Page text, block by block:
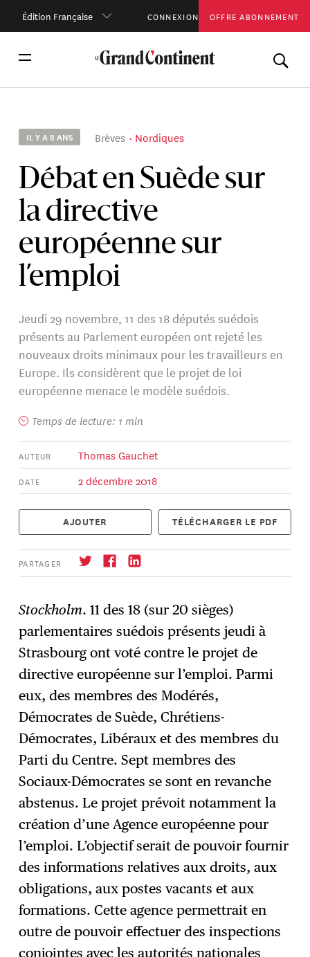
Édition Française CONNEXION OFFRE ABONNEMENT
IL Y A 8 ANS Brèves Nordiques
Débat en Suède sur
la directive
européenne sur
l’emploi
Jeudi 29 novembre, 11 des 18 députés suédois
présents au Parlement européen ont rejeté les
nouveaux droits minimaux pour les travailleurs en
Europe. Ils considèrent que le projet de loi
européenne menace le modèle suédois.
Temps de lecture: 1 min
AUTEUR Thomas Gauchet
DATE 2 décembre 2018
AJOUTER TÉLÉCHARGER LE PDF
PARTAGER
→ S'abonner
Stockholm. 11 des 18 (sur 20 sièges)
parlementaires suédois présents jeudi à
Strasbourg ont voté contre le projet de
directive européenne sur l’emploi. Parmi
eux, des membres des Modérés,
Démocrates de Suède, Chrétiens-
Démocrates, Libéraux et des membres du
Parti du Centre. Sept membres des
Sociaux-Démocrates se sont en revanche
abstenus. Le projet prévoit notamment la
création d’une Agence européenne pour
l’emploi. L’objectif serait de pouvoir fournir
des informations relatives aux droits, aux
obligations, aux postes vacants et aux
formations. Cette agence permettrait en
outre de pouvoir effectuer des inspections
conjointes avec les autorités nationales